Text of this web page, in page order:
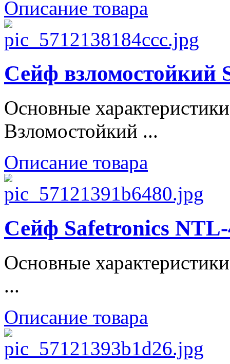
Описание товара
Сейф взломостойкий
Основные
Взломостойкий ...
Описание товара
Сейф Safetronics
Основные
...
Описание товара